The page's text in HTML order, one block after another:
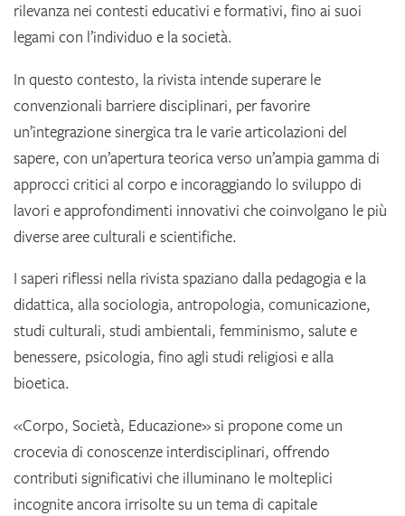
rilevanza nei contesti educativi e formativi, fino ai suoi
legami con l’individuo e la società.
In questo contesto, la rivista intende superare le
convenzionali barriere disciplinari, per favorire
un’integrazione sinergica tra le varie articolazioni del
sapere, con un’apertura teorica verso un’ampia gamma di
approcci critici al corpo e incoraggiando lo sviluppo di
lavori e approfondimenti innovativi che coinvolgano le più
diverse aree culturali e scientifiche.
I saperi riflessi nella rivista spaziano dalla pedagogia e la
didattica, alla sociologia, antropologia, comunicazione,
studi culturali, studi ambientali, femminismo, salute e
benessere, psicologia, fino agli studi religiosi e alla
bioetica.
«Corpo, Società, Educazione» si propone come un
crocevia di conoscenze interdisciplinari, offrendo
contributi significativi che illuminano le molteplici
incognite ancora irrisolte su un tema di capitale